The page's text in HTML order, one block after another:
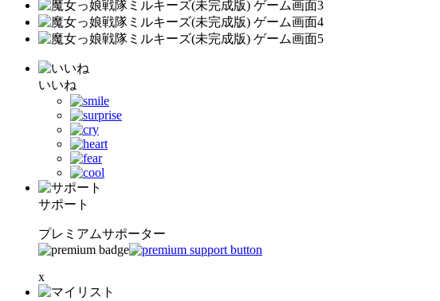
いいね
サポート
プレミアムサポーター
x